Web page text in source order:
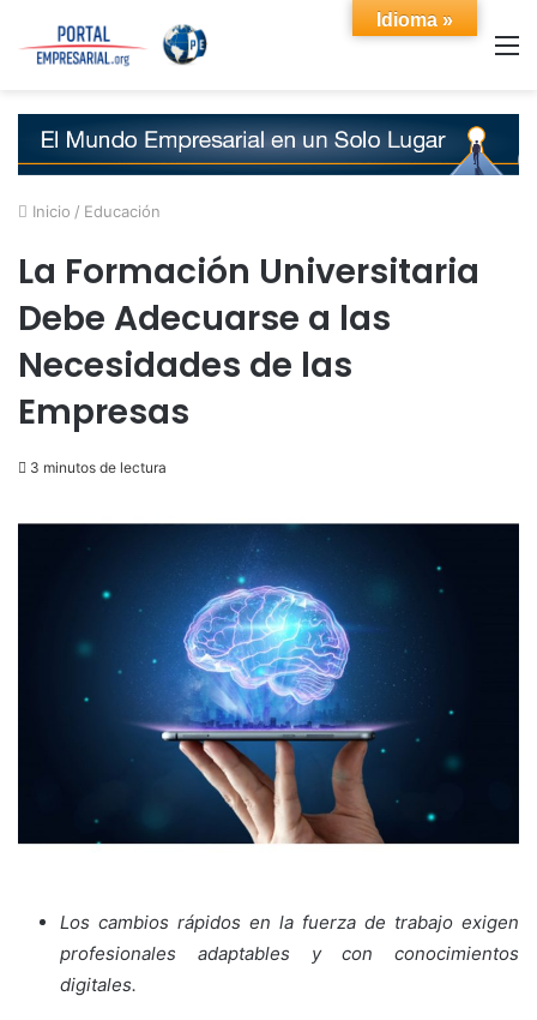
Inicio / Educación
La Formación Universitaria
Debe Adecuarse a las
Necesidades de las
Empresas
3 minutos de lectura
Los cambios rápidos en la fuerza de trabajo exigen
profesionales adaptables y con conocimientos
digitales.
Idioma »